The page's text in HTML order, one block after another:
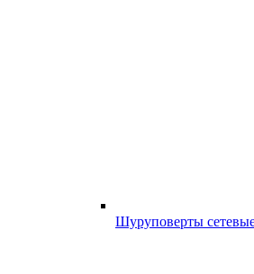
Шуруповерты